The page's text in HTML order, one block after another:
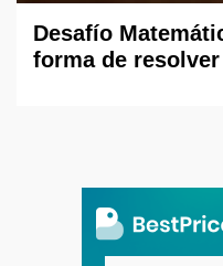
Desafío
forma de resolver